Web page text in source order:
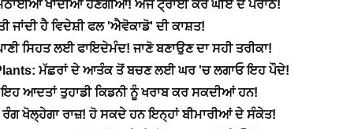
ਖਾਦੀਆਂ ਹੋਣਗੀਆਂ! ਅੱਜ ਟ੍ਰਾਈ ਕਰੋ ਘੀਏ ਦੇ ਪਰਾਂਠੇ!
ਜਾਂਦੀ ਹੈ ਵਿਦੇਸ਼ੀ ਫਲ 'ਐਵੋਕਾਡੋ' ਦੀ ਕਾਸ਼ਤ!
ਸਿਹਤ ਲਈ ਫਾਇਦੇਮੰਦ! ਜਾਣੋ ਬਣਾਉਣ ਦਾ ਸਹੀ ਤਰੀਕਾ!
ਮੱਛਰਾਂ ਦੇ ਆਤੰਕ ਤੋਂ ਬਚਣ ਲਈ ਘਰ 'ਚ ਲਗਾਓ ਇਹ ਪੌਦੇ!
ਆਦਤਾਂ ਤੁਹਾਡੀ ਕਿਡਨੀ ਨੂੰ ਖਰਾਬ ਕਰ ਸਕਦੀਆਂ ਹਨ!
ਰੰਗ ਖੋਲ੍ਹੇਗਾ ਰਾਜ਼! ਹੋ ਸਕਦੇ ਹਨ ਇਨ੍ਹਾਂ ਬੀਮਾਰੀਆਂ ਦੇ ਸੰਕੇਤ!